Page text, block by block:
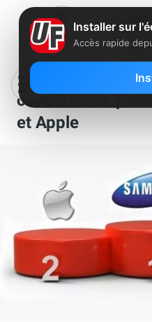
Les
concurrents
et Apple
Installer sur
Accès rapide